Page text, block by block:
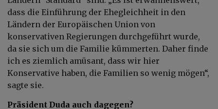
dass die Einführung der Ehegleichheit in den
Ländern der Europäischen Union von
konservativen Regierungen durchgeführt wurde,
da sie sich um die Familie kümmerten. Daher finde
ich es ziemlich amüsant, dass wir hier
Konservative haben, die Familien so wenig mögen“,
sagte sie.
Präsident Duda auch dagegen?